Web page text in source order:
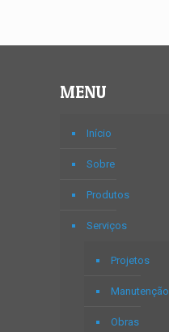
MENU
Início
Sobre
Produtos
Serviços
Projetos
Manutenção
Obras